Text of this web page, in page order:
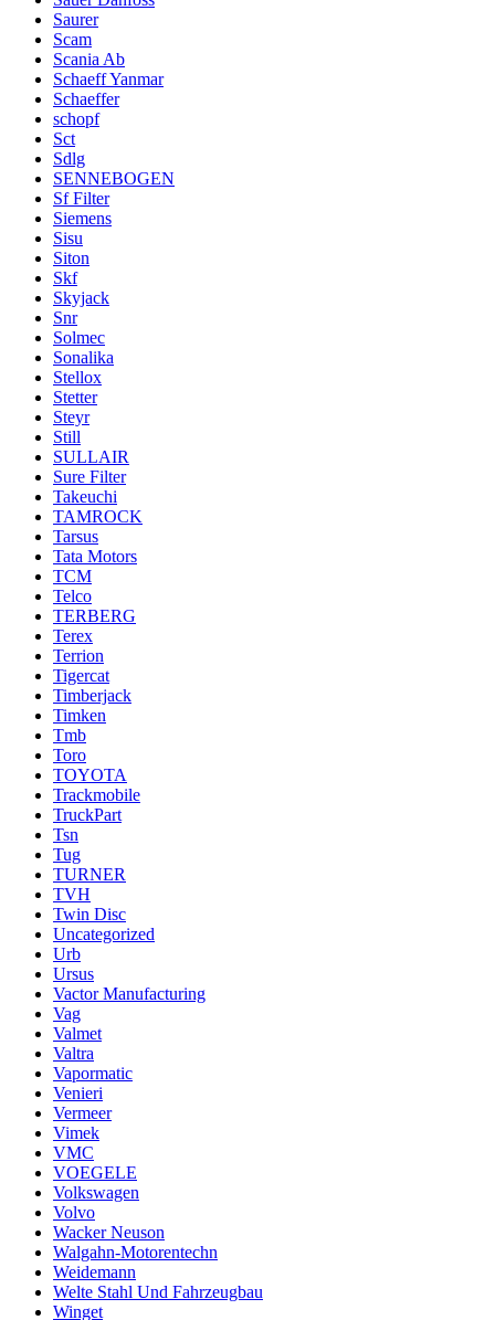
Saurer
Scam
Scania Ab
Schaeff Yanmar
Schaeffer
schopf
Sct
Sdlg
SENNEBOGEN
Sf Filter
Siemens
Sisu
Siton
Skf
Skyjack
Snr
Solmec
Sonalika
Stellox
Stetter
Steyr
Still
SULLAIR
Sure Filter
Takeuchi
TAMROCK
Tarsus
Tata Motors
TCM
Telco
TERBERG
Terex
Terrion
Tigercat
Timberjack
Timken
Tmb
Toro
TOYOTA
Trackmobile
TruckPart
Tsn
Tug
TURNER
TVH
Twin Disc
Uncategorized
Urb
Ursus
Vactor Manufacturing
Vag
Valmet
Valtra
Vapormatic
Venieri
Vermeer
Vimek
VMC
VOEGELE
Volkswagen
Volvo
Wacker Neuson
Walgahn-Motorentechn
Weidemann
Welte Stahl Und Fahrzeugbau
Winget